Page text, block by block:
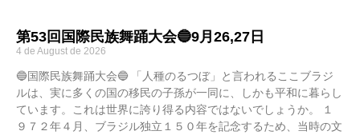
第53回国際民族舞踊大会🔵9月26,27日
4 de August de 2026
🔵国際民族舞踊大会🔵 「人種のるつぼ」と言われるここブラジ
ルは、実に多くの国の移民の子孫が一同に、しかも平和に暮らし
ています。これは世界に誇り得る内容ではないでしょうか。 １
９７２年４月、ブラジル独立１５０年を記念するため、当時の文